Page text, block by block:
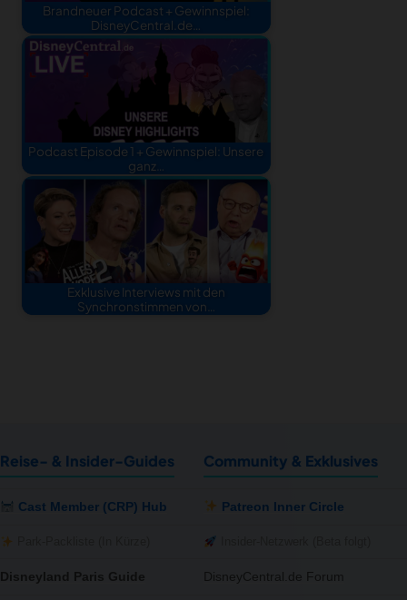
Brandneuer Podcast + Gewinnspiel:
DisneyCentral.de…
Podcast Episode 1 + Gewinnspiel: Unsere
ganz…
Exklusive Interviews mit den
Synchronstimmen von…
Reise- & Insider-Guides
Cast Member (CRP) Hub
Disneyland Paris Guide
Community & Exklusives
Patreon Inner Circle
DisneyCentral.de Forum